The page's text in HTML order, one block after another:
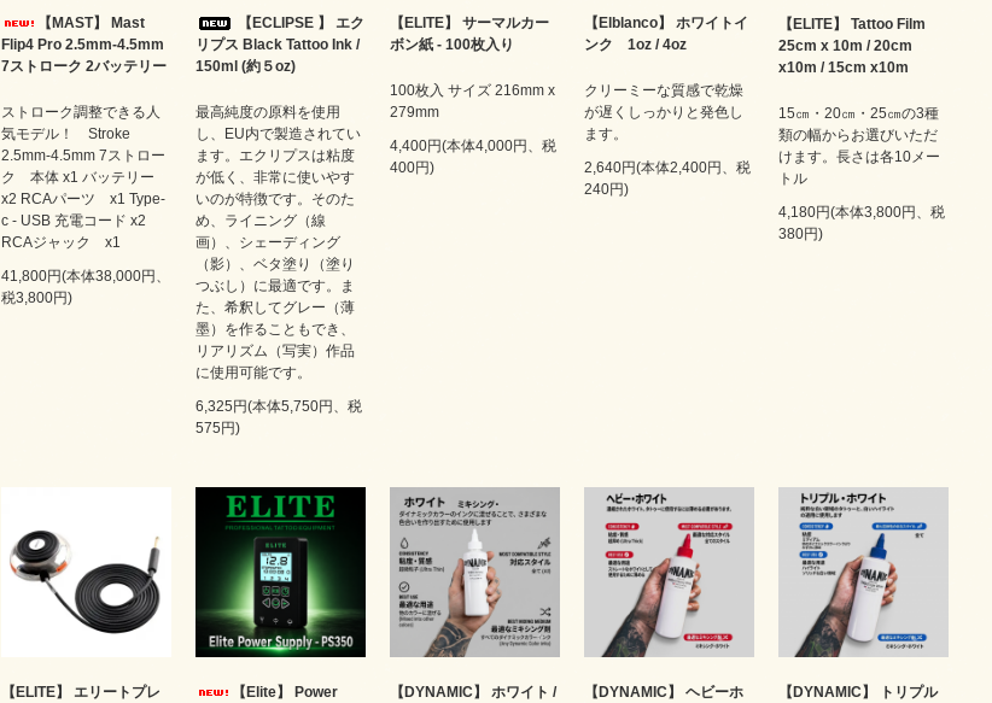
【MAST】 Mast
Flip4 Pro 2.5mm-4.5mm
7ストローク 2バッテリー
ストローク調整できる人
気モデル！ Stroke
2.5mm-4.5mm 7ストロー
ク 本体 x1 バッテリー
x2 RCAパーツ x1 Type-
c - USB 充電コード x2
RCAジャック x1
41,800円(本体38,000円、
税3,800円)
【ECLIPSE 】 エク
リプス Black Tattoo Ink /
150ml (約５oz)
最高純度の原料を使用
し、EU内で製造されてい
ます。エクリプスは粘度
が低く、非常に使いやす
いのが特徴です。そのた
め、ライニング（線
画）、シェーディング
（影）、ベタ塗り（塗り
つぶし）に最適です。ま
た、希釈してグレー（薄
墨）を作ることもでき、
リアリズム（写実）作品
に使用可能です。
6,325円(本体5,750円、税
575円)
【ELITE】 サーマルカー
ボン紙 - 100枚入り
100枚入 サイズ 216mm x
279mm
4,400円(本体4,000円、税
400円)
【Elblanco】 ホワイトイ
ンク 1oz / 4oz
クリーミーな質感で乾燥
が遅くしっかりと発色し
ます。
2,640円(本体2,400円、税
240円)
【ELITE】 Tattoo Film
25cm x 10m / 20cm
x10m / 15cm x10m
15㎝・20㎝・25㎝の3種
類の幅からお選びいただ
けます。長さは各10メー
トル
4,180円(本体3,800円、税
380円)
【ELITE】 エリートプレ
【Elite】 Power
【DYNAMIC】 ホワイト /
【DYNAMIC】 ヘビーホ
【DYNAMIC】 トリプル